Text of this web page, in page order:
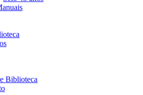
Biblioteca